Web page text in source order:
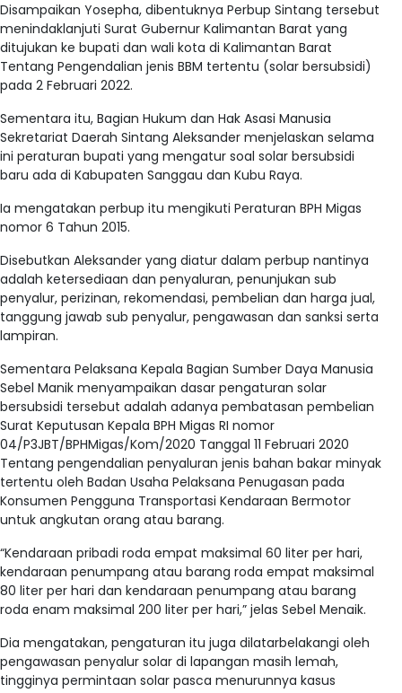
Disampaikan Yosepha, dibentuknya Perbup Sintang tersebut
menindaklanjuti Surat Gubernur Kalimantan Barat yang
ditujukan ke bupati dan wali kota di Kalimantan Barat
Tentang Pengendalian jenis BBM tertentu (solar bersubsidi)
pada 2 Februari 2022.
Sementara itu, Bagian Hukum dan Hak Asasi Manusia
Sekretariat Daerah Sintang Aleksander menjelaskan selama
ini peraturan bupati yang mengatur soal solar bersubsidi
baru ada di Kabupaten Sanggau dan Kubu Raya.
Ia mengatakan perbup itu mengikuti Peraturan BPH Migas
nomor 6 Tahun 2015.
Disebutkan Aleksander yang diatur dalam perbup nantinya
adalah ketersediaan dan penyaluran, penunjukan sub
penyalur, perizinan, rekomendasi, pembelian dan harga jual,
tanggung jawab sub penyalur, pengawasan dan sanksi serta
lampiran.
Sementara Pelaksana Kepala Bagian Sumber Daya Manusia
Sebel Manik menyampaikan dasar pengaturan solar
bersubsidi tersebut adalah adanya pembatasan pembelian
Surat Keputusan Kepala BPH Migas RI nomor
04/P3JBT/BPHMigas/Kom/2020 Tanggal 11 Februari 2020
Tentang pengendalian penyaluran jenis bahan bakar minyak
tertentu oleh Badan Usaha Pelaksana Penugasan pada
Konsumen Pengguna Transportasi Kendaraan Bermotor
untuk angkutan orang atau barang.
“Kendaraan pribadi roda empat maksimal 60 liter per hari,
kendaraan penumpang atau barang roda empat maksimal
80 liter per hari dan kendaraan penumpang atau barang
roda enam maksimal 200 liter per hari,” jelas Sebel Menaik.
Dia mengatakan, pengaturan itu juga dilatarbelakangi oleh
pengawasan penyalur solar di lapangan masih lemah,
tingginya permintaan solar pasca menurunnya kasus